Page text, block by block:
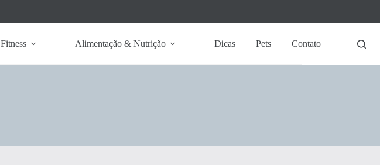
Fitness Alimentação & Nutrição Dicas Pets Contato